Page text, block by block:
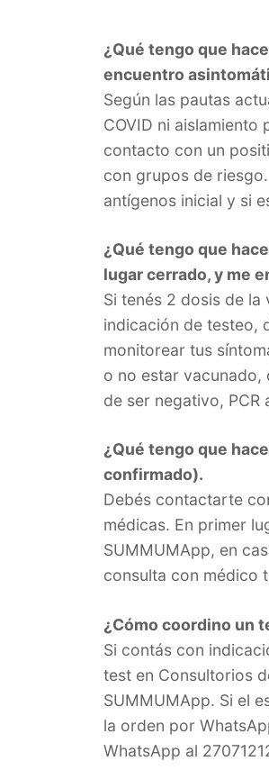
¿Qué tengo que
encuentro
Según las pautas
COVID ni
contacto con un
con grupos de
antígenos inicial y si
¿Qué tengo que
lugar cerrado, y me
Si tenés 2 dosis de
indicación de testeo,
monitorear tus
o no estar vacunado,
de ser negativo, PCR
¿Qué tengo que
confirmado).
Debés contactarte
médicas. En primer
SUMMUMApp, en
consulta con médico
¿Cómo coordino un
Si contás con
test en Consultorios
SUMMUMApp. Si el
la orden por
WhatsApp al